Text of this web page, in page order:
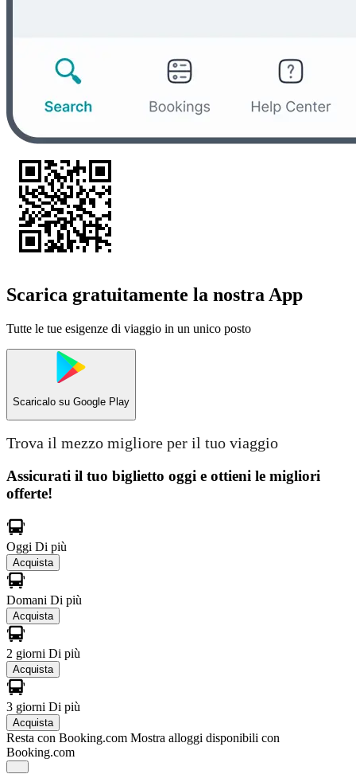
Scarica gratuitamente la nostra App
Tutte le tue esigenze di viaggio in un unico posto
Scaricalo su Google Play
Trova il mezzo migliore per il tuo viaggio
Assicurati il ​​tuo biglietto oggi e ottieni le migliori
offerte!
Oggi Di più
Acquista
Domani Di più
Acquista
2 giorni Di più
Acquista
3 giorni Di più
Acquista
Resta con Booking.com Mostra alloggi disponibili con
Booking.com